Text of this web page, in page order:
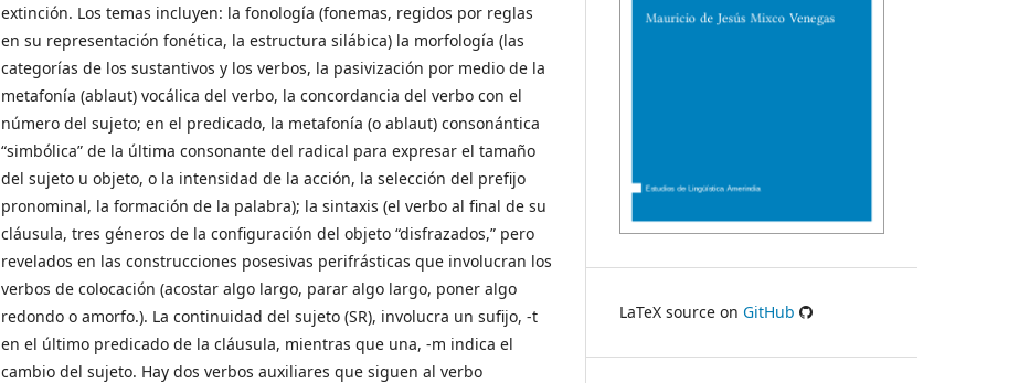
extinción. Los temas incluyen: la fonología (fonemas, regidos por reglas
en su representación fonética, la estructura silábica) la morfología (las
categorías de los sustantivos y los verbos, la pasivización por medio de la
metafonía (ablaut) vocálica del verbo, la concordancia del verbo con el
número del sujeto; en el predicado, la metafonía (o ablaut) consonántica
“simbólica” de la última consonante del radical para expresar el tamaño
del sujeto u objeto, o la intensidad de la acción, la selección del prefijo
pronominal, la formación de la palabra); la sintaxis (el verbo al final de su
cláusula, tres géneros de la configuración del objeto “disfrazados,” pero
revelados en las construcciones posesivas perifrásticas que involucran los
verbos de colocación (acostar algo largo, parar algo largo, poner algo
redondo o amorfo.). La continuidad del sujeto (SR), involucra un sufijo, -t
en el último predicado de la cláusula, mientras que una, -m indica el
cambio del sujeto. Hay dos verbos auxiliares que siguen al verbo
LaTeX source on GitHub